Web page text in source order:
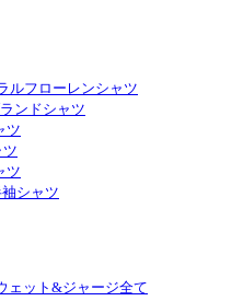
ルフローレンシャツ
ンドシャツ
ツ
ツ
ツ
シャツ
ェット&ジャージ全て